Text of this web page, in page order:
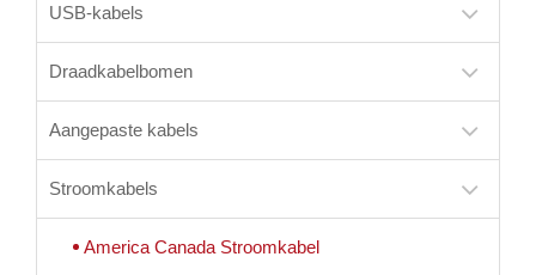
USB-kabels
Draadkabelbomen
Aangepaste kabels
Stroomkabels
America Canada Stroomkabel